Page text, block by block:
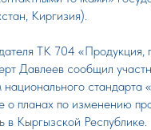
Киргизия).
ТК 704 «Продукция,
Давлеев сообщил
стандарта
о планах по изменению
в Кыргызской Республике.